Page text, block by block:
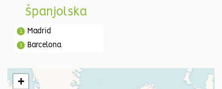
Španjolska
Madrid
1
Barcelona
1
+